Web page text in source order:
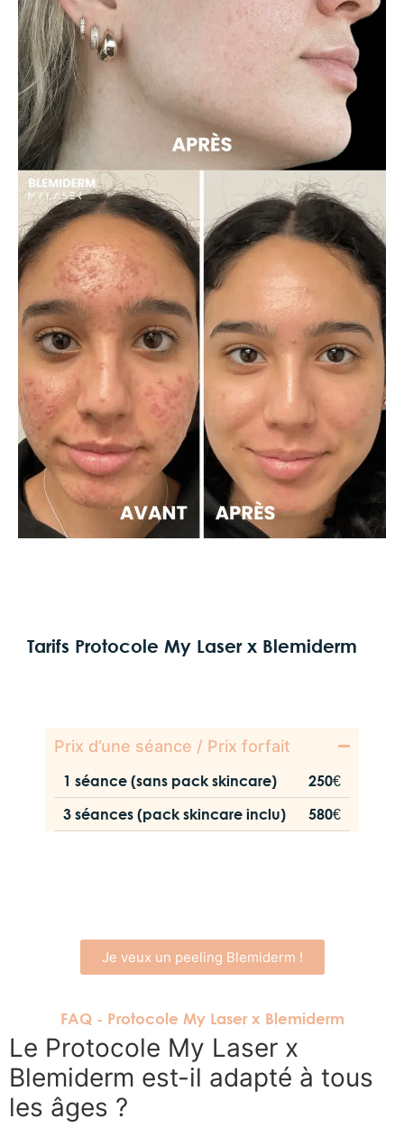
Tarifs Protocole My Laser x Blemiderm
Prix d’une séance / Prix forfait
1 séance (sans pack skincare)
250€
3 séances (pack skincare inclu)
580€
Je veux un peeling Blemiderm !
FAQ - Protocole My Laser x Blemiderm
Le Protocole My Laser x
Blemiderm est-il adapté à tous
les âges ?